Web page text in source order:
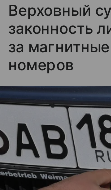
Верховный
законность
за
номеров